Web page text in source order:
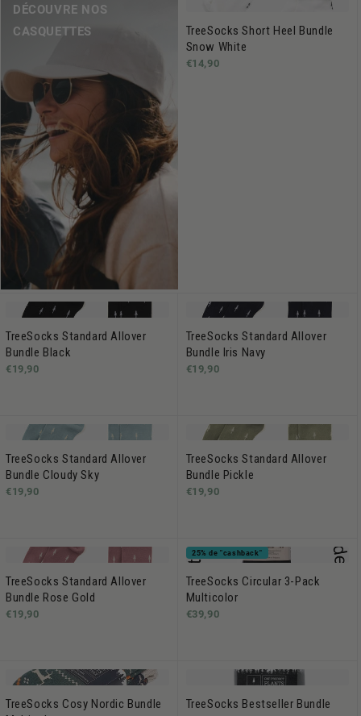
DÉCOUVRE NOS
CASQUETTES
TreeSocks Short Heel Bundle
Snow White
€14,90
TreeSocks Standard Allover
Bundle Black
€19,90
TreeSocks Standard Allover
Bundle Iris Navy
€19,90
TreeSocks Standard Allover
Bundle Cloudy Sky
€19,90
TreeSocks Standard Allover
Bundle Pickle
€19,90
TreeSocks Standard Allover
Bundle Rose Gold
€19,90
25% de "cashback"
TreeSocks Circular 3-Pack
Multicolor
€39,90
TreeSocks Cosy Nordic Bundle
TreeSocks Bestseller Bundle